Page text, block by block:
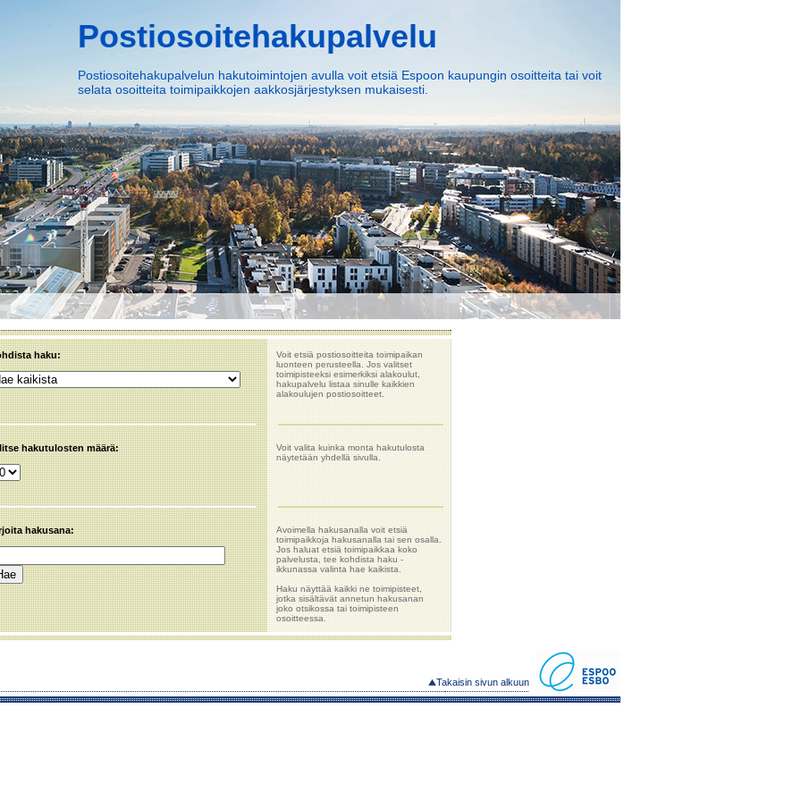
Postiosoitehakupalvelu
Postiosoitehakupalvelun hakutoimintojen avulla voit etsiä Espoon kaupungin osoitteita tai voit
selata osoitteita toimipaikkojen aakkosjärjestyksen mukaisesti.
haku:
Voit etsiä postiosoitteita toimipaikan
luonteen perusteella. Jos valitset
toimipisteeksi esimerkiksi alakoulut,
hakupalvelu listaa sinulle kaikkien
alakoulujen postiosoitteet.
hakutulosten määrä:
Voit valita kuinka monta hakutulosta
näytetään yhdellä sivulla.
hakusana:
Avoimella hakusanalla voit etsiä
toimipaikkoja hakusanalla tai sen osalla.
Jos haluat etsiä toimipaikkaa koko
palvelusta, tee kohdista haku -
ikkunassa valinta hae kaikista.
Haku näyttää kaikki ne toimipisteet,
jotka sisältävät annetun hakusanan
joko otsikossa tai toimipisteen
osoitteessa.
Takaisin sivun alkuun